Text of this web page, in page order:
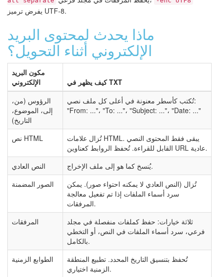
يفرض ترميز UTF-8.
ماذا يحدث لمحتوى البريد
الإلكتروني أثناء التحويل؟
مكون البريد
الإلكتروني
كيف يظهر في TXT
الرؤوس (من،
إلى، الموضوع،
التاريخ)
تُكتب كأسطر معنونة في أعلى كل ملف نصي:
"From: ..."، "To: ..."، "Subject: ..."، "Date: ..."
نص HTML
تُزال علامات HTML. يبقى فقط المحتوى النصي
القابل للقراءة. تُحفظ الروابط كعناوين URL عادية.
النص العادي
يُنسخ كما هو إلى ملف الإخراج.
الصور المضمنة
تُزال (النص العادي لا يمكنه احتواء صور). يمكن
سرد أسماء الملفات إذا تم تفعيل معالجة
المرفقات.
المرفقات
ثلاثة خيارات: حفظ كملفات منفصلة في مجلد
فرعي، سرد أسماء الملفات في النص، أو التخطي
بالكامل.
الطوابع الزمنية
تُحفظ بتنسيق التاريخ المحدد. تطبيع المنطقة
الزمنية اختياري.